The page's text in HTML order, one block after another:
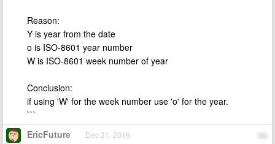
Reason:
Y is year from the date
o is ISO-8601 year number
W is ISO-8601 week number of year
Conclusion:
if using 'W' for the week number use 'o' for the year.
```
66
EricFuture Dec 31, 2019